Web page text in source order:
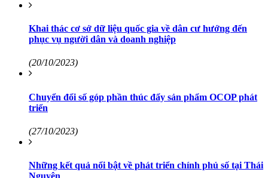
Khai thác cơ sở dữ liệu quốc gia về dân cư hướng đến
phục vụ người dân và doanh nghiệp
(20/10/2023)
Chuyển đổi số góp phần thúc đẩy sản phẩm OCOP phát
triển
(27/10/2023)
Những kết quả nổi bật về phát triển chính phủ số tại Thái